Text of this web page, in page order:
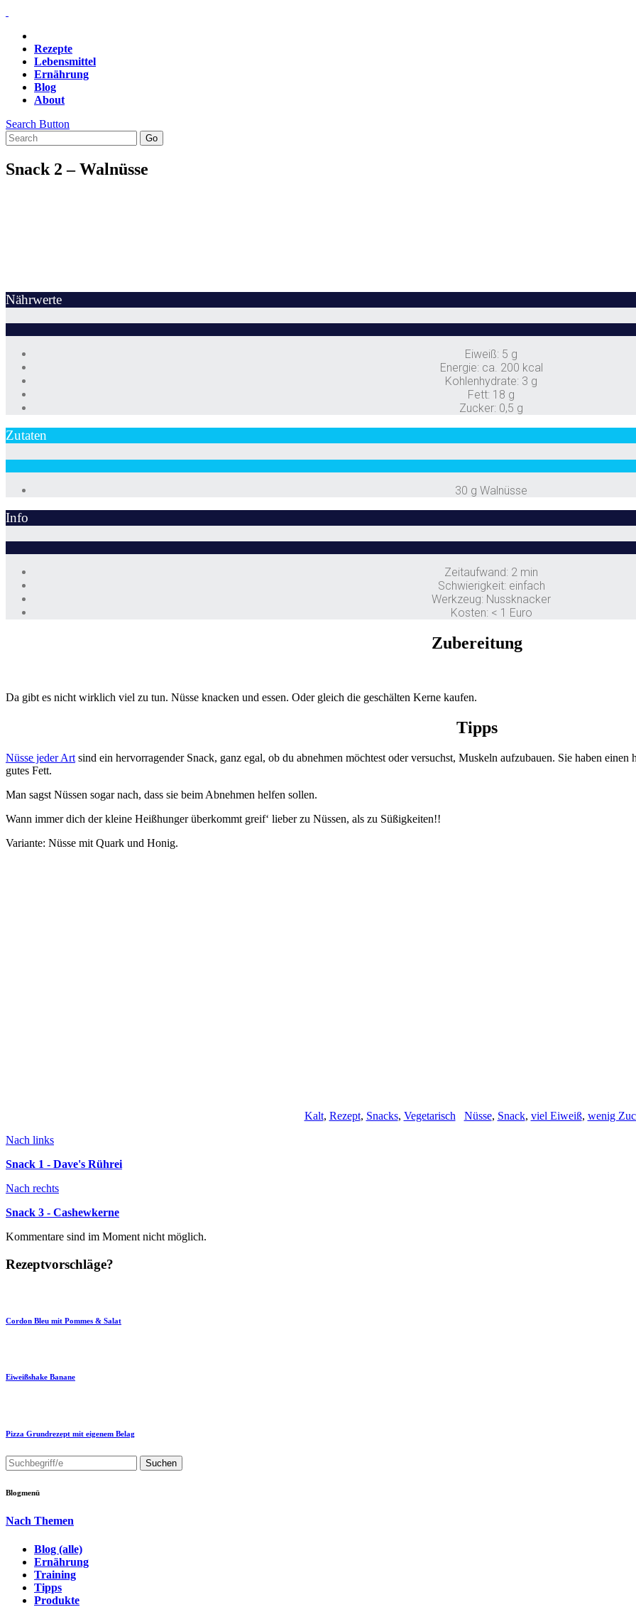
Rezepte
Lebensmittel
Ernährung
Blog
About
Search Button
Snack 2 – Walnüsse
Nährwerte
Eiweiß: 5 g
Energie: ca. 200 kcal
Kohlenhydrate: 3 g
Fett: 18 g
Zucker: 0,5 g
Zutaten
30 g Walnüsse
Info
Zeitaufwand: 2 min
Schwierigkeit: einfach
Werkzeug: Nussknacker
Kosten: < 1 Euro
Zubereitung
Da gibt es nicht wirklich viel zu tun. Nüsse knacken und essen. Oder gleich die geschälten Kerne kaufen.
Tipps
Nüsse jeder Art sind ein hervorragender Snack, ganz egal, ob du abnehmen möchtest oder versuchst, Muskeln aufzubauen. Sie haben
gutes Fett.
Man sagst Nüssen sogar nach, dass sie beim Abnehmen helfen sollen.
Wann immer dich der kleine Heißhunger überkommt greif‘ lieber zu Nüssen, als zu Süßigkeiten!!
Variante: Nüsse mit Quark und Honig.
Kalt, Rezept, Snacks, Vegetarisch Nüsse, Snack, viel Eiweiß, wenig
Nach links
Snack 1 - Dave's Rührei
Nach rechts
Snack 3 - Cashewkerne
Kommentare sind im Moment nicht möglich.
Rezeptvorschläge?
Cordon Bleu mit Pommes & Salat
Eiweißshake Banane
Pizza Grundrezept mit eigenem Belag
Blogmenü
Nach Themen
Blog (alle)
Ernährung
Training
Tipps
Produkte